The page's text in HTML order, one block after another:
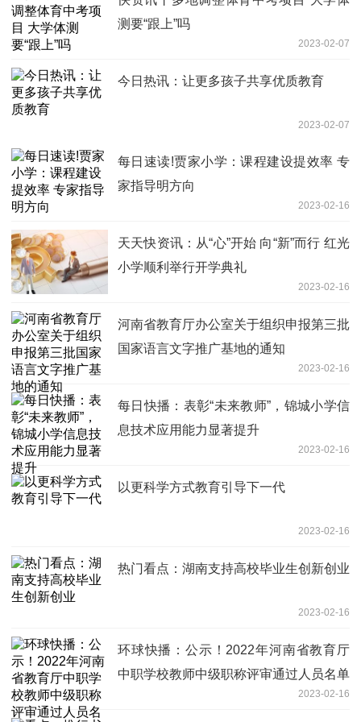
测要“跟上”吗
2023-02-07
今日热讯：让更多孩子共享优质教育
2023-02-07
每日速读!贾家小学：课程建设提效率 专
家指导明方向
2023-02-16
天天快资讯：从“心”开始 向“新”而行 红光
小学顺利举行开学典礼
2023-02-16
河南省教育厅办公室关于组织申报第三批
国家语言文字推广基地的通知
2023-02-16
每日快播：表彰“未来教师”，锦城小学信
息技术应用能力显著提升
2023-02-16
以更科学方式教育引导下一代
2023-02-16
热门看点：湖南支持高校毕业生创新创业
2023-02-16
环球快播：公示！2022年河南省教育厅
中职学校教师中级职称评审通过人员名单
2023-02-16